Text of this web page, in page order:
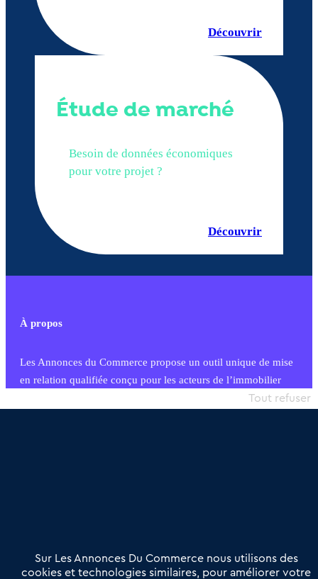
Découvrir
Étude de marché
Besoin de données économiques
pour votre projet ?
Découvrir
À propos
Les Annonces du Commerce propose un outil unique de mise
en relation qualifiée conçu pour les acteurs de l’immobilier
commercial et les collectivités territoriales, simple et intégrant
Offres Pro
Actualités
Qui sommes nous ?
Sur Les Annonces Du Commerce nous utilisons des
cookies et technologies similaires, pour améliorer votre
Tout refuser